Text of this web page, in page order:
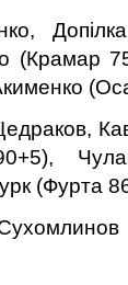
(Крамар
(Фурта